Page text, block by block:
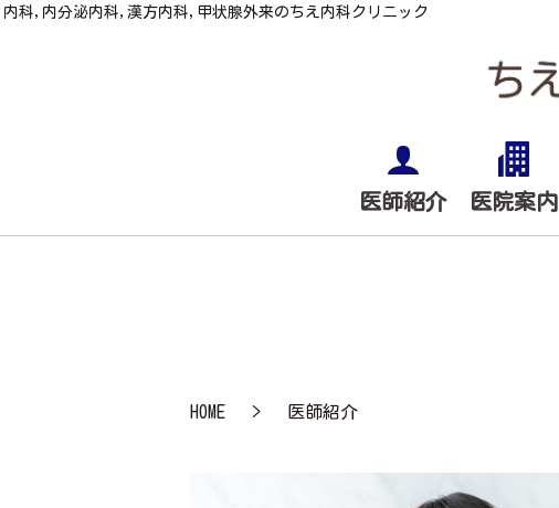
内科,内分泌内科,漢方内科,甲状腺外来のちえ内科クリニック
医師紹介 医院案内
HOME 医師紹介